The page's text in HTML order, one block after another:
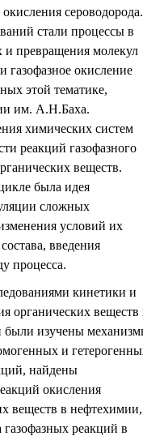
сероводорода.
стали процессы в
и превращения молекул
газофазное окисление
этой тематике,
им. А.Н.Баха.
химических систем
реакций газофазного
веществ.
была идея
сложных
условий их
введения
процесса.
кинетики и
органических веществ
были изучены
и
найдены
окисления
веществ в нефтехимии,
реакций в